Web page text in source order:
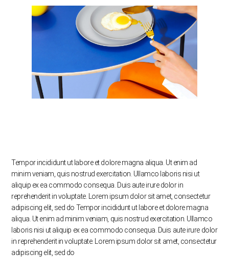
Tempor incididunt ut labore et dolore magna aliqua. Ut enim ad
minim veniam, quis nostrud exercitation. Ullamco laboris nisi ut
aliquip ex ea commodo consequa. Duis aute irure dolor in
reprehenderit in voluptate. Lorem ipsum dolor sit amet, consectetur
adipiscing elit, sed do Tempor incididunt ut labore et dolore magna
aliqua. Ut enim ad minim veniam, quis nostrud exercitation. Ullamco
laboris nisi ut aliquip ex ea commodo consequa. Duis aute irure dolor
in reprehenderit in voluptate. Lorem ipsum dolor sit amet, consectetur
adipiscing elit, sed do